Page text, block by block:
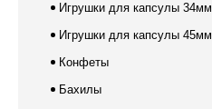
Игрушки для капсулы 34мм
Игрушки для капсулы 45мм
Конфеты
Бахилы